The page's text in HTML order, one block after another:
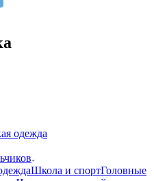
одежда
Школа и спортГоловные